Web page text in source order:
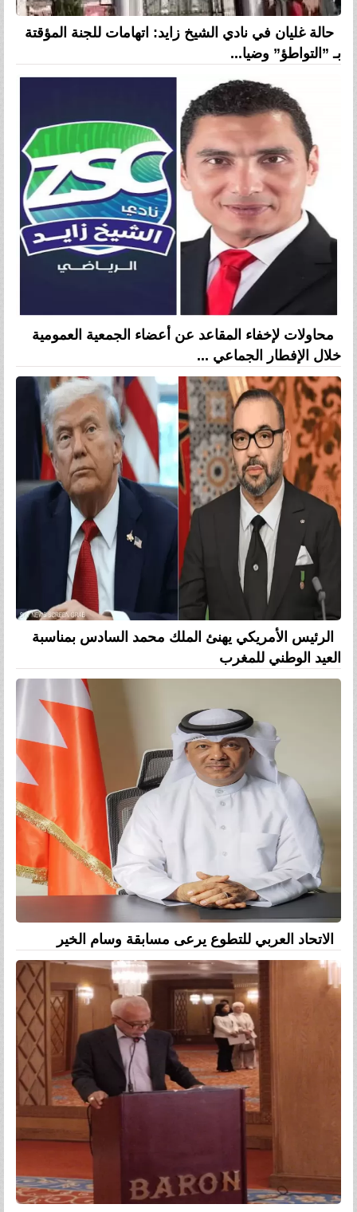
حالة غليان في نادي الشيخ زايد: اتهامات للجنة المؤقتة
بـ ”التواطؤ” وضيا...
محاولات لإخفاء المقاعد عن أعضاء الجمعية العمومية
خلال الإفطار الجماعي ...
الرئيس الأمريكي يهنئ الملك محمد السادس بمناسبة
العيد الوطني للمغرب
الاتحاد العربي للتطوع يرعى مسابقة وسام الخير